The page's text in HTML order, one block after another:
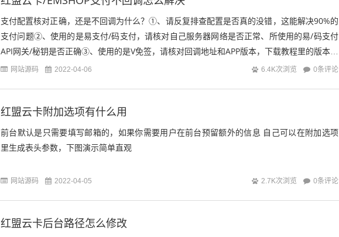
支付配置核对正确，还是不回调为什么？①、请反复排查配置是否真的没错，这能解决90%的
支付问题②、使用的是易支付/码支付，请核对自己服务器网络是否正常、所使用的易/码支付
API网关/秘钥是否正确③、使用的是V免签，请核对回调地址和APP版本，下载教程里的版本ht
tp://blog.vsiis.com/...
网站源码 2022-04-06 6.4K次浏览 0条评论
红盟云卡附加选项有什么用
前台默认是只需要填写邮箱的，如果你需要用户在前台预留额外的信息 自己可以在附加选项
里生成表头参数，下图演示简单直观
网站源码 2022-04-05 2.7K次浏览 0条评论
红盟云卡后台路径怎么修改